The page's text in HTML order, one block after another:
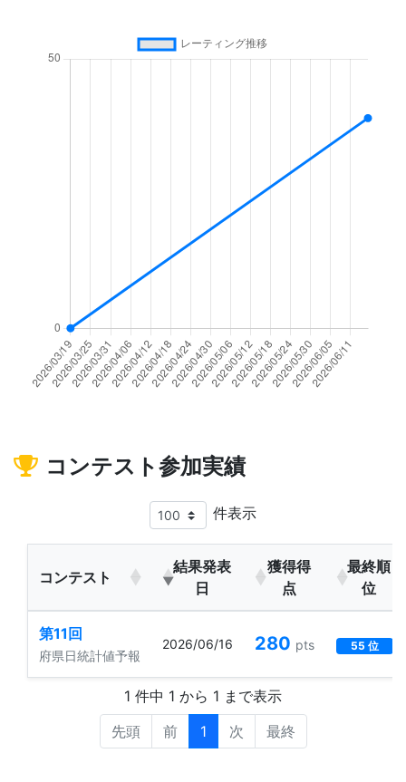
コンテスト参加実績
件表示
コンテスト
結果発表
日
獲得得
点
最終順
位
第11回
府県日統計値予報
2026/06/16 280 pts 55 位
1 件中 1 から 1 まで表示
先頭
前 1 次 最終